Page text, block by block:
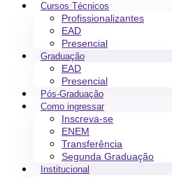
Cursos Técnicos
Profissionalizantes
EAD
Presencial
Graduação
EAD
Presencial
Pós-Graduação
Como ingressar
Inscreva-se
ENEM
Transferência
Segunda Graduação
Institucional